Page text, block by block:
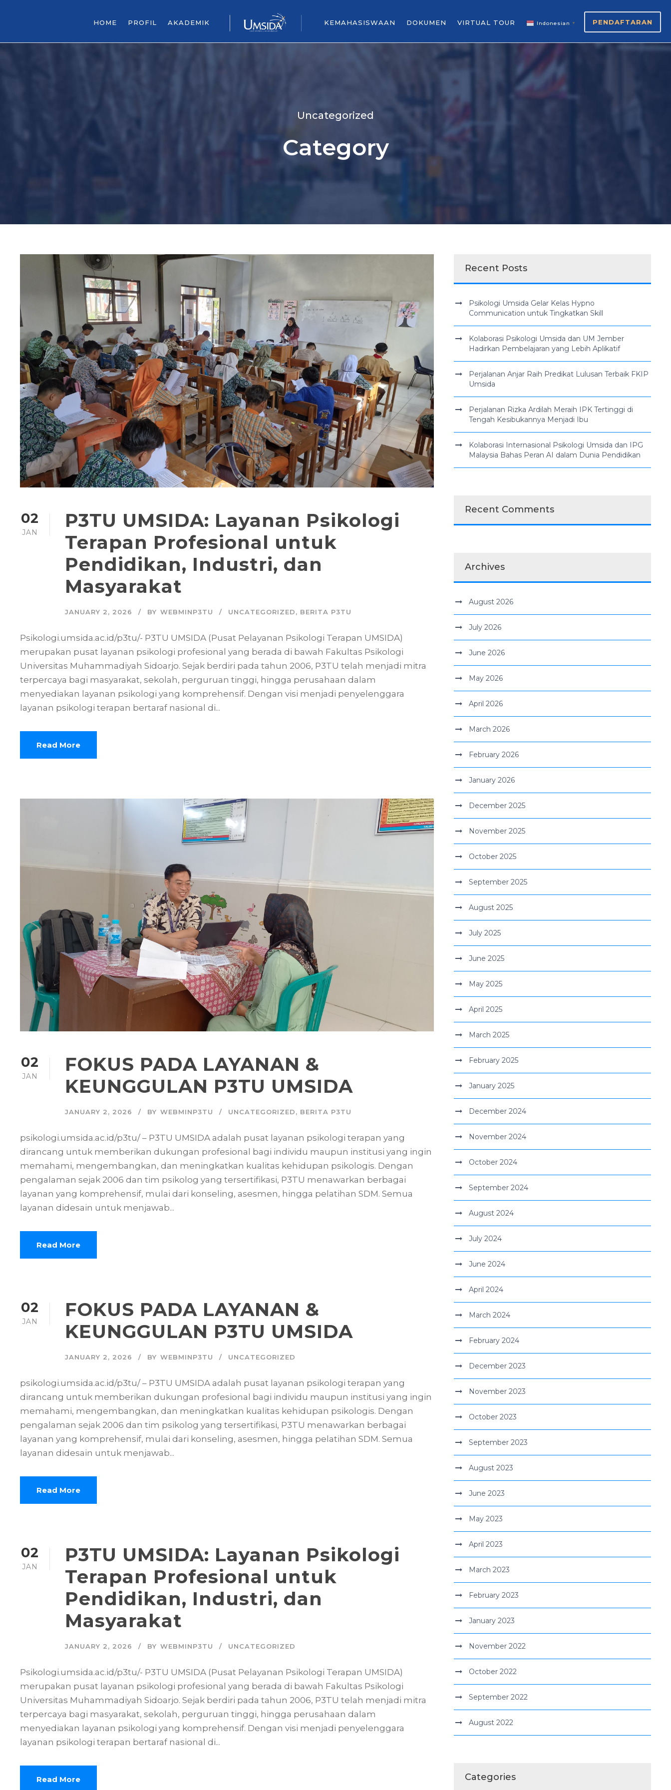
HOME PROFIL AKADEMIK KEMAHASISWAAN DOKUMEN VIRTUAL TOUR Indonesian ▼ PENDAFTARAN
Uncategorized
Category
02
JAN
P3TU UMSIDA: Layanan Psikologi
Terapan Profesional untuk
Pendidikan, Industri, dan
Masyarakat
JANUARY 2, 2026 BY WEBMINP3TU UNCATEGORIZED, BERITA P3TU
Psikologi.umsida.ac.id/p3tu/- P3TU UMSIDA (Pusat Pelayanan Psikologi Terapan UMSIDA)
merupakan pusat layanan psikologi profesional yang berada di bawah Fakultas Psikologi
Universitas Muhammadiyah Sidoarjo. Sejak berdiri pada tahun 2006, P3TU telah menjadi mitra
terpercaya bagi masyarakat, sekolah, perguruan tinggi, hingga perusahaan dalam
menyediakan layanan psikologi yang komprehensif. Dengan visi menjadi penyelenggara
layanan psikologi terapan bertaraf nasional di...
Read More
02
JAN
FOKUS PADA LAYANAN &
KEUNGGULAN P3TU UMSIDA
JANUARY 2, 2026 BY WEBMINP3TU UNCATEGORIZED, BERITA P3TU
psikologi.umsida.ac.id/p3tu/ – P3TU UMSIDA adalah pusat layanan psikologi terapan yang
dirancang untuk memberikan dukungan profesional bagi individu maupun institusi yang ingin
memahami, mengembangkan, dan meningkatkan kualitas kehidupan psikologis. Dengan
pengalaman sejak 2006 dan tim psikolog yang tersertifikasi, P3TU menawarkan berbagai
layanan yang komprehensif, mulai dari konseling, asesmen, hingga pelatihan SDM. Semua
layanan didesain untuk menjawab...
Read More
02
JAN
FOKUS PADA LAYANAN &
KEUNGGULAN P3TU UMSIDA
JANUARY 2, 2026 BY WEBMINP3TU UNCATEGORIZED
psikologi.umsida.ac.id/p3tu/ – P3TU UMSIDA adalah pusat layanan psikologi terapan yang
dirancang untuk memberikan dukungan profesional bagi individu maupun institusi yang ingin
memahami, mengembangkan, dan meningkatkan kualitas kehidupan psikologis. Dengan
pengalaman sejak 2006 dan tim psikolog yang tersertifikasi, P3TU menawarkan berbagai
layanan yang komprehensif, mulai dari konseling, asesmen, hingga pelatihan SDM. Semua
layanan didesain untuk menjawab...
Read More
02
JAN
P3TU UMSIDA: Layanan Psikologi
Terapan Profesional untuk
Pendidikan, Industri, dan
Masyarakat
JANUARY 2, 2026 BY WEBMINP3TU UNCATEGORIZED
Psikologi.umsida.ac.id/p3tu/- P3TU UMSIDA (Pusat Pelayanan Psikologi Terapan UMSIDA)
merupakan pusat layanan psikologi profesional yang berada di bawah Fakultas Psikologi
Universitas Muhammadiyah Sidoarjo. Sejak berdiri pada tahun 2006, P3TU telah menjadi mitra
terpercaya bagi masyarakat, sekolah, perguruan tinggi, hingga perusahaan dalam
menyediakan layanan psikologi yang komprehensif. Dengan visi menjadi penyelenggara
layanan psikologi terapan bertaraf nasional di...
Read More
Recent Posts
Psikologi Umsida Gelar Kelas Hypno
Communication untuk Tingkatkan Skill
Kolaborasi Psikologi Umsida dan UM Jember
Hadirkan Pembelajaran yang Lebih Aplikatif
Perjalanan Anjar Raih Predikat Lulusan Terbaik FKIP
Umsida
Perjalanan Rizka Ardilah Meraih IPK Tertinggi di
Tengah Kesibukannya Menjadi Ibu
Kolaborasi Internasional Psikologi Umsida dan IPG
Malaysia Bahas Peran AI dalam Dunia Pendidikan
Recent Comments
Archives
August 2026
July 2026
June 2026
May 2026
April 2026
March 2026
February 2026
January 2026
December 2025
November 2025
October 2025
September 2025
August 2025
July 2025
June 2025
May 2025
April 2025
March 2025
February 2025
January 2025
December 2024
November 2024
October 2024
September 2024
August 2024
July 2024
June 2024
April 2024
March 2024
February 2024
December 2023
November 2023
October 2023
September 2023
August 2023
June 2023
May 2023
April 2023
March 2023
February 2023
January 2023
November 2022
October 2022
September 2022
August 2022
Categories